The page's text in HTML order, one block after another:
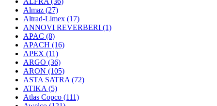
Almaz (27)
Altrad-Limex (17)
ANNOVI REVERBERI (1)
APAC (8)
APACH (16)
APEX (11)
ARGO (36)
ARON (105)
ASTA SATRA (72)
ATIKA (5)
Atlas Copco (111)